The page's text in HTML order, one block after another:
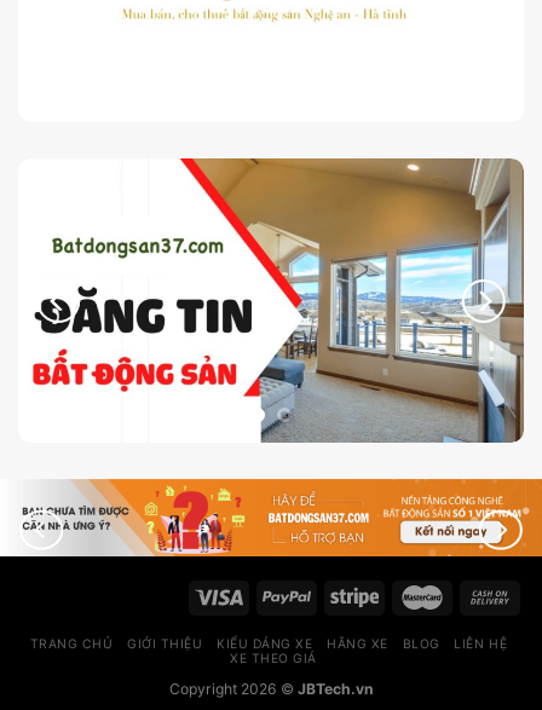
TRANG CHỦ GIỚI THIỆU KIỂU DÁNG XE HÃNG XE BLOG
LIÊN HỆ
XE THEO GIÁ
Copyright 2026 © JBTech.vn